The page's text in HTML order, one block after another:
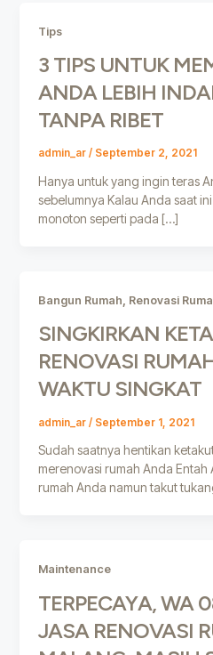
Tips
3 TIPS UNTUK
ANDA LEBIH
TANPA RIBET
admin_ar / September 2, 2021
Hanya untuk yang ingin teras
sebelumnya Kalau Anda saat
monoton seperti pada […]
Bangun Rumah Renovasi
SINGKIRKAN
RENOVASI
WAKTU SINGKAT
admin_ar / September 1, 2021
Sudah saatnya hentikan
merenovasi rumah Anda
rumah Anda namun takut
Maintenance
TERPECAYA, WA
JASA RENOVASI